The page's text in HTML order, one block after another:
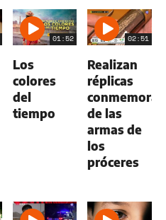
01:52
Los
colores
del
tiempo
02:51
Realizan
réplicas
de las
armas de
los
próceres